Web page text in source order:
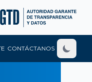
CONTÁCTANOS